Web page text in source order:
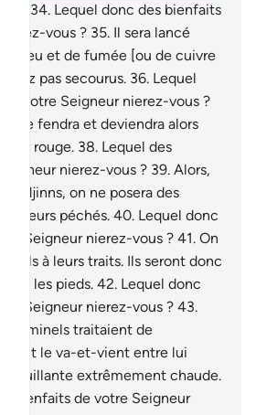
34. Lequel donc des bienfaits
vous ? 35. Il sera lancé
de feu et de fumée [ou de cuivre
pas secourus. 36. Lequel
de votre Seigneur nierez-vous ?
se fendra et deviendra alors
cuir rouge. 38. Lequel des
nierez-vous ? 39. Alors,
djinns, on ne posera des
de leurs péchés. 40. Lequel donc
Seigneur nierez-vous ? 41. On
à leurs traits. Ils seront donc
et les pieds. 42. Lequel donc
Seigneur nierez-vous ? 43.
criminels traitaient de
feront le va-et-vient entre lui
bouillante extrêmement chaude.
bienfaits de votre Seigneur